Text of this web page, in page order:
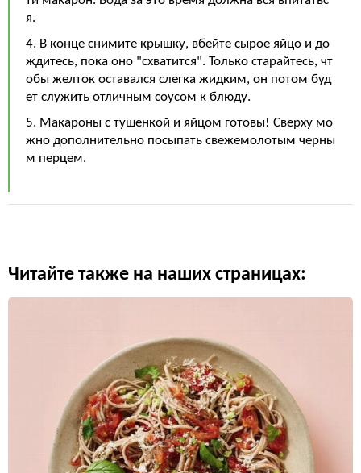
я.
4. В конце снимите крышку, вбейте сырое яйцо и до
ждитесь, пока оно "схватится". Только старайтесь, чт
обы желток оставался слегка жидким, он потом буд
ет служить отличным соусом к блюду.
5. Макароны с тушенкой и яйцом готовы! Сверху мо
жно дополнительно посыпать свежемолотым черны
м перцем.
Читайте также на наших страницах: